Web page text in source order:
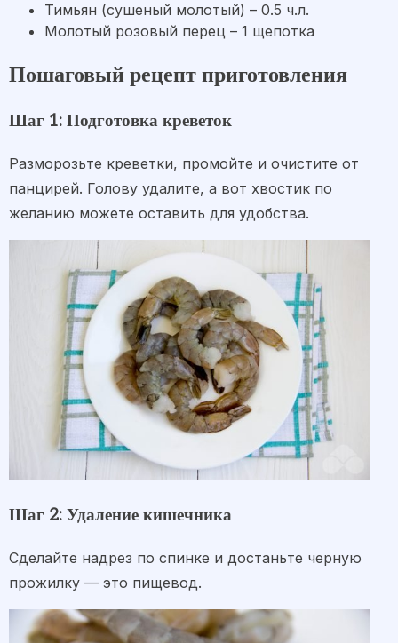
Тимьян (сушеный молотый) – 0.5 ч.л.
Молотый розовый перец – 1 щепотка
Пошаговый рецепт приготовления
Шаг 1: Подготовка креветок
Разморозьте креветки, промойте и очистите от
панцирей. Голову удалите, а вот хвостик по
желанию можете оставить для удобства.
Шаг 2: Удаление кишечника
Сделайте надрез по спинке и достаньте черную
прожилку — это пищевод.